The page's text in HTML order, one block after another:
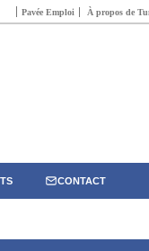
Pavée Emploi À propos de
CONTACT